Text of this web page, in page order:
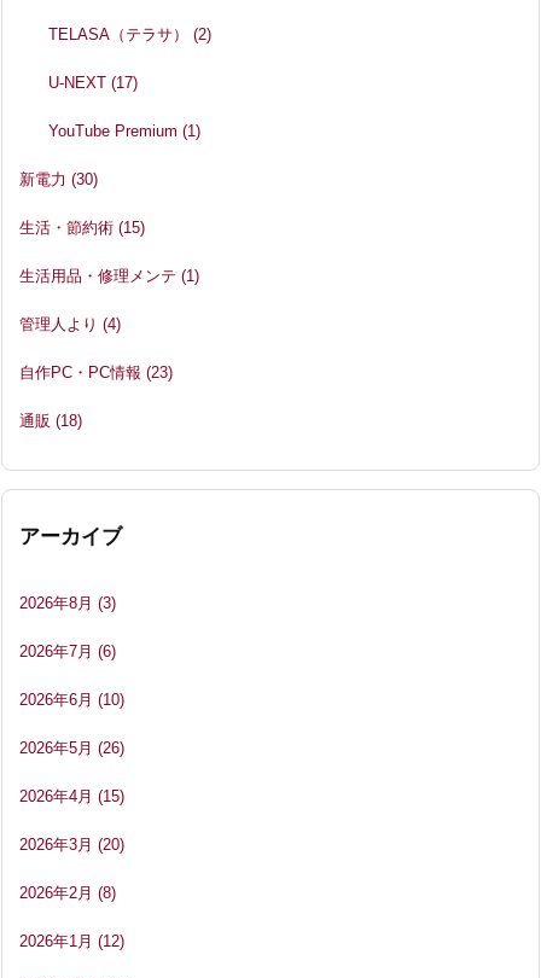
TELASA（テラサ）(2)
U-NEXT(17)
YouTube Premium(1)
新電力 (30)
生活・節約術 (15)
生活用品・修理メンテ (1)
管理人より (4)
自作PC・PC情報 (23)
通販 (18)
アーカイブ
2026年8月 (3)
2026年7月 (6)
2026年6月 (10)
2026年5月 (26)
2026年4月 (15)
2026年3月 (20)
2026年2月 (8)
2026年1月 (12)